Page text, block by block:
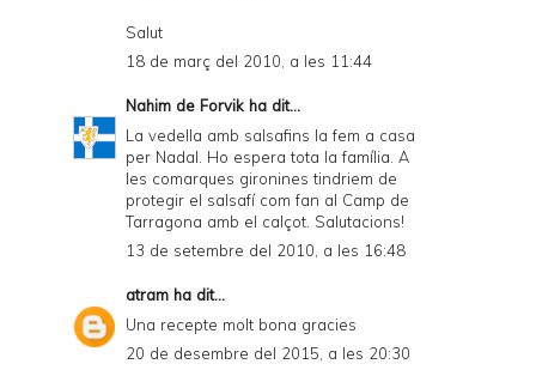
Salut
18 de març del 2010, a les 11:44
Nahim de Forvikha dit...
La vedella amb salsafins la fem a casa
per Nadal. Ho espera tota la família. A
les comarques gironines tindriem de
protegir el salsafí com fan al Camp de
Tarragona amb el calçot. Salutacions!
13 de setembre del 2010, a les 16:48
atram ha dit...
Una recepte molt bona gracies
20 de desembre del 2015, a les 20:30